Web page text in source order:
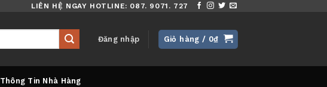
LIÊN HỆ NGAY HOTLINE: 087. 9071. 727
Đăng nhập Giỏ hàng / 0₫
Thông Tin Nhà Hàng